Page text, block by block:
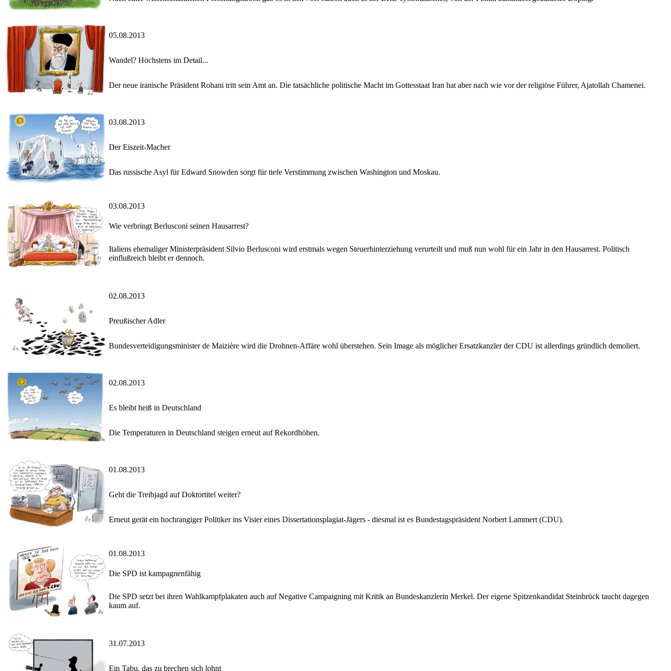
05.08.2013
Wandel? Höchstens im Detail...
Der neue iranische Präsident Rohani tritt sein Amt an. Die tatsächliche politische Macht im Gottesstaat Iran hat aber nach wie vor der religiöse Führer, Ajatollah Chamenei.
03.08.2013
Der Eiszeit-Macher
Das russische Asyl für Edward Snowden sorgt für tiefe Verstimmung zwischen Washington und Moskau.
03.08.2013
Wie verbringt Berlusconi seinen Hausarrest?
Italiens ehemaliger Ministerpräsident Silvio Berlusconi wird erstmals wegen Steuerhinterziehung verurteilt und muß nun wohl für ein Jahr in den Hausarrest. Politisch
einflußreich bleibt er dennoch.
02.08.2013
Preußischer Adler
Bundesverteidigungsminister de Maizière wird die Drohnen-Affäre wohl überstehen. Sein Image als möglicher Ersatzkanzler der CDU ist allerdings gründlich demoliert.
02.08.2013
Es bleibt heiß in Deutschland
Die Temperaturen in Deutschland steigen erneut auf Rekordhöhen.
01.08.2013
Geht die Treibjagd auf Doktortitel weiter?
Erneut gerät ein hochrangiger Politiker ins Visier eines Dissertationsplagiat-Jägers - diesmal ist es Bundestagspräsident Norbert Lammert (CDU).
01.08.2013
Die SPD ist kampagnenfähig
Die SPD setzt bei ihren Wahlkampfplakaten auch auf Negative Campaigning mit Kritik an Bundeskanzlerin Merkel. Der eigene Spitzenkandidat Steinbrück taucht dagegen
kaum auf.
31.07.2013
Ein Tabu, das zu brechen sich lohnt